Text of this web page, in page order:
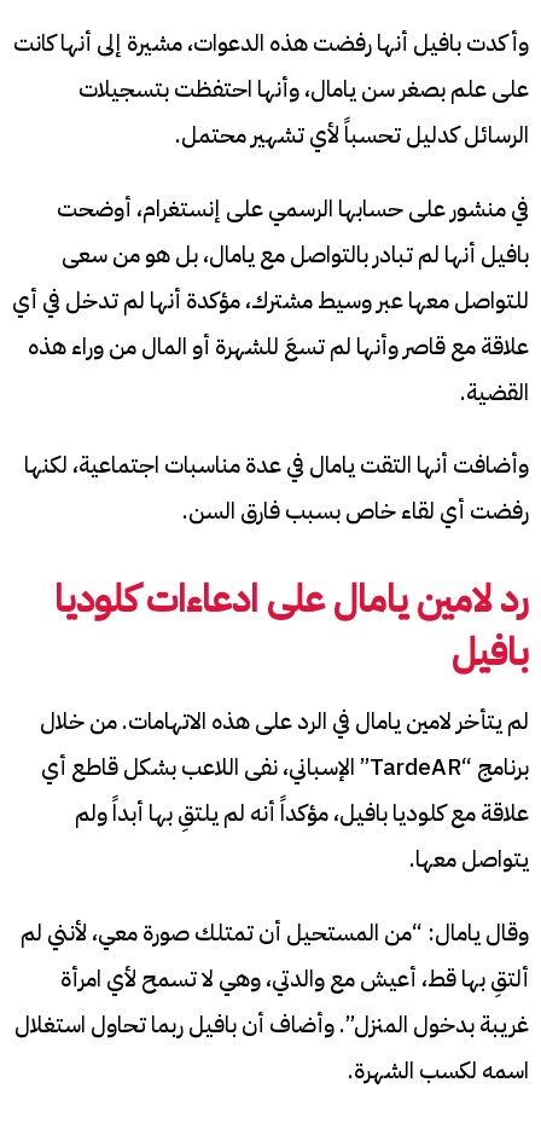
وأكدت بافيل أنها رفضت هذه الدعوات، مشيرة إلى أنها كانت
على علم بصغر سن يامال، وأنها احتفظت بتسجيلات
الرسائل كدليل تحسباً لأي تشهير محتمل.
في منشور على حسابها الرسمي على إنستغرام، أوضحت
بافيل أنها لم تبادر بالتواصل مع يامال، بل هو من سعى
للتواصل معها عبر وسيط مشترك، مؤكدة أنها لم تدخل في أي
علاقة مع قاصر وأنها لم تسعَ للشهرة أو المال من وراء هذه
القضية.
وأضافت أنها التقت يامال في عدة مناسبات اجتماعية، لكنها
رفضت أي لقاء خاص بسبب فارق السن.
رد لامين يامال على ادعاءات كلوديا
بافيل
لم يتأخر لامين يامال في الرد على هذه الاتهامات. من خلال
برنامج “TardeAR” الإسباني، نفى اللاعب بشكل قاطع أي
علاقة مع كلوديا بافيل، مؤكداً أنه لم يلتقِ بها أبداً ولم
يتواصل معها.
وقال يامال: “من المستحيل أن تمتلك صورة معي، لأنني لم
ألتقِ بها قط، أعيش مع والدتي، وهي لا تسمح لأي امرأة
غريبة بدخول المنزل”. وأضاف أن بافيل ربما تحاول استغلال
اسمه لكسب الشهرة.